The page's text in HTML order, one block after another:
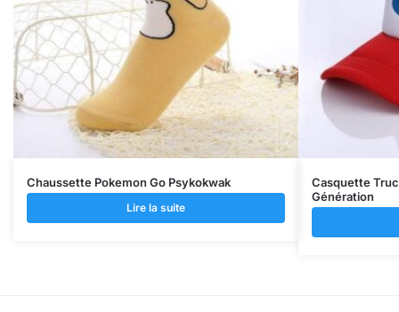
Chaussette Pokemon Go Psykokwak
Lire la suite
Casquette
Génération